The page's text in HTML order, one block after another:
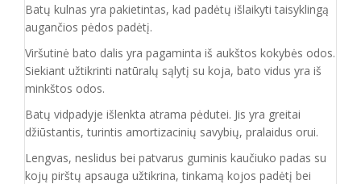
Batų kulnas yra pakietintas, kad padėtų išlaikyti taisyklingą
augančios pėdos padėtį.
Viršutinė bato dalis yra pagaminta iš aukštos kokybės odos.
Siekiant užtikrinti natūralų sąlytį su koja, bato vidus yra iš
minkštos odos.
Batų vidpadyje išlenkta atrama pėdutei. Jis yra greitai
džiūstantis, turintis amortizacinių savybių, pralaidus orui.
Lengvas, neslidus bei patvarus guminis kaučiuko padas su
kojų pirštų apsauga užtikrina, tinkamą kojos padėtį bei